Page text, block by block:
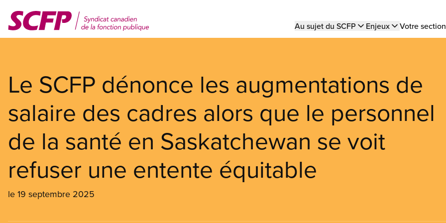
contenu
Main
Au sujet du SCFP Enjeux Votre
Le SCFP dénonce les augmentations de
salaire des cadres alors que le personnel
de la santé en Saskatchewan se voit
refuser une entente équitable
le 19 septembre 2025